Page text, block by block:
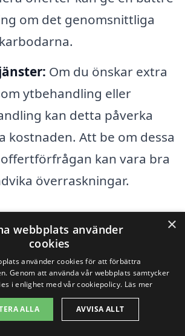
om det genomsnittliga
Om du önskar extra
ytbehandling eller
kan detta påverka
kostnaden. Att be om dessa
kan vara bra
överraskningar.
av marknadspriserna för
Vikarbodarna. Kom ihåg att
alternativet inte alltid är det
på arbetet och den
×
webbplats använder
cookies
använder cookies för att förbättra
Genom att använda vår webbplats samtycker
i enlighet med vår cookiepolicy. Läs mer
ALLA AVVISA ALLT